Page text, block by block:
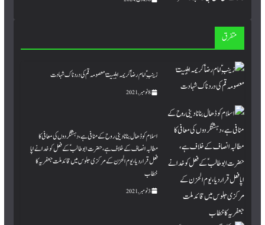
متفرق
زینبِؑ امام رضاؑ کریمہ اہلبیتؑ معصومہ قم کی دردناک شہادت
8 نومبر, 2021
اسلام کو ڈھال بنانادینی روح کے منافی ہے،دہشتگردوں کی معافی کا
مطالبہ انصاف کے خلاف ہے، حضرت ابو طالبؑ کے فعل کو خدا نے اپا
فعل قراردیا، یوم الحزن کے مرکزی جلوس میں قائد ملت جعفریہ کا
خطاب
3 نومبر, 2021